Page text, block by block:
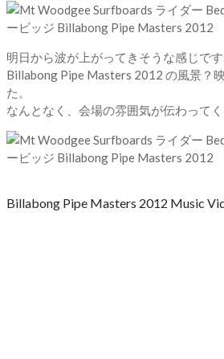
明日から波が上がってきそうな感じです
Billabong Pipe Masters 2012 の風景？
た。
なんとなく、会場の雰囲気が伝わって
Billabong Pipe Masters 2012 Music